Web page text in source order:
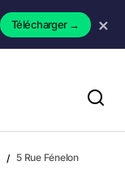
Télécharger→ ×
5 Rue Fénelon